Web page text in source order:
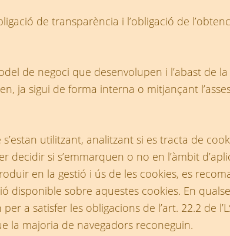
de transparència i l’obligació de
de negoci que desenvolupen i l’abast de
ja sigui de forma interna o mitjançant
utilitzant, analitzant si es tracta de
si s’emmarquen o no en l’àmbit
en la gestió i ús de les cookies, es
sobre aquestes cookies. En
a satisfer les obligacions de l’art. 22.2 de
la majoria de navegadors reconeguin.